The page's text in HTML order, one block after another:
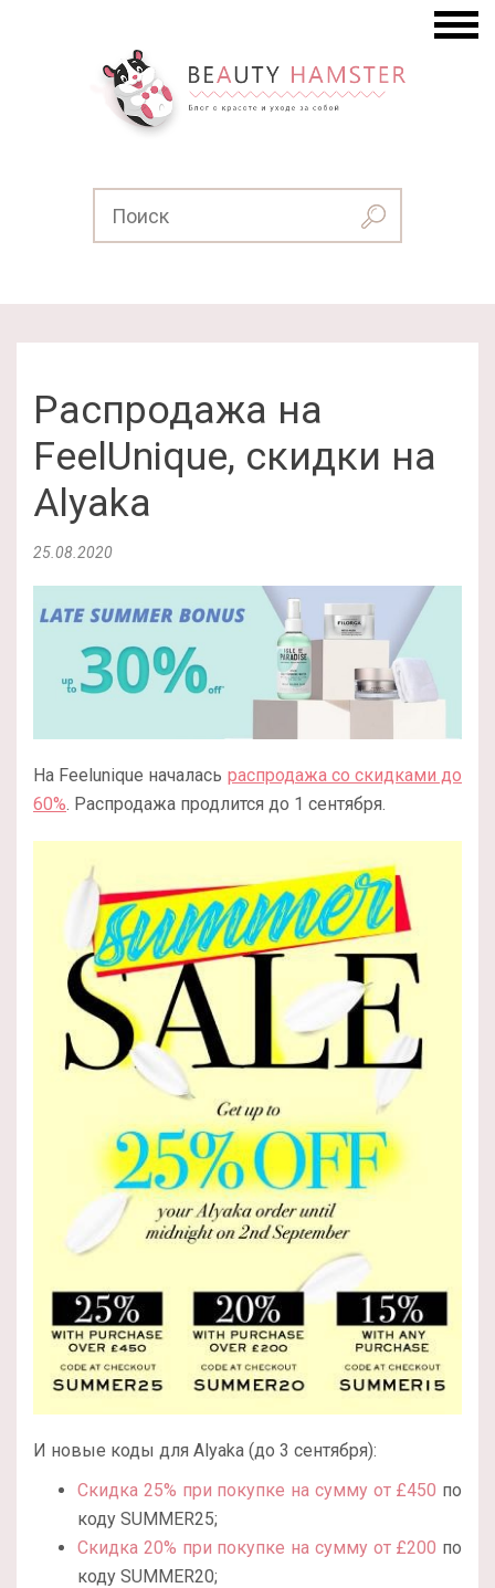
Распродажа на
FeelUnique, скидки на
Alyaka
25.08.2020
На Feelunique началась распродажа со скидками до
60%. Распродажа продлится до 1 сентября.
И новые коды для Alyaka (до 3 сентября):
Скидка 25% при покупке на сумму от £450 по
коду SUMMER25;
Скидка 20% при покупке на сумму от £200 по
коду SUMMER20;